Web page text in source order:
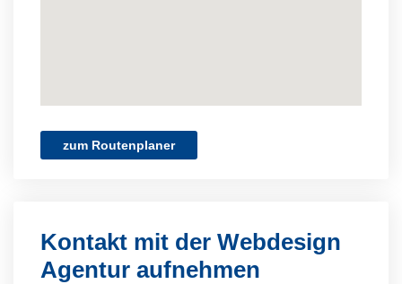
zum Routenplaner
Kontakt mit der Webdesign
Agentur aufnehmen